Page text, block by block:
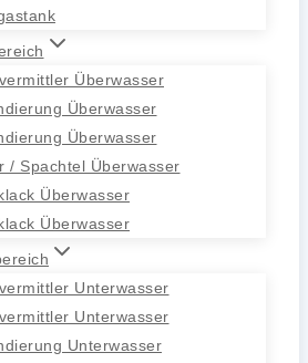
Überwasser
Überwasser
Überwasser
/ Spachtel Überwasser
Überwasser
Überwasser
Unterwasser
Unterwasser
Unterwasser